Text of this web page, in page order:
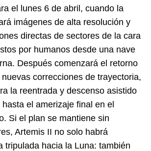
el lunes 6 de abril, cuando la
imágenes de alta resolución y
directas de sectores de la cara
por humanos desde una nave
Después comenzará el retorno
correcciones de trayectoria,
la reentrada y descenso asistido
el amerizaje final en el
Si el plan se mantiene sin
Artemis II no solo habrá
tripulada hacia la Luna: también